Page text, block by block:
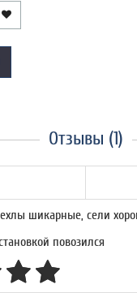
Отзывы (1)
шикарные, сели
повозился